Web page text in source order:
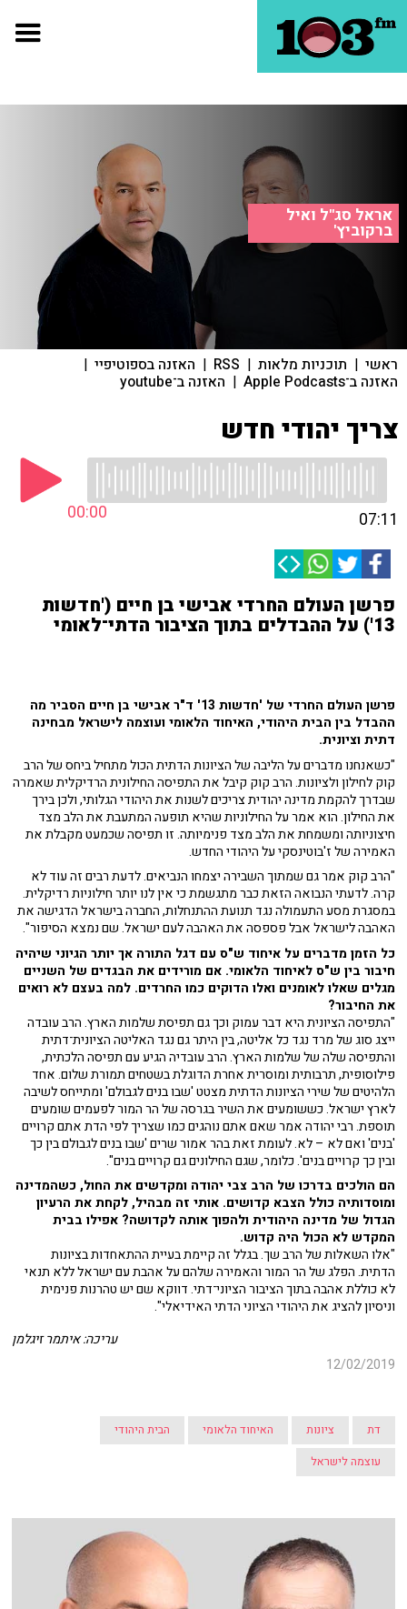
אראל סג"ל ואיל
ברקוביץ'
ראשי | תוכניות מלאות |
RSS
| האזנה בספוטיפיי |
האזנה ב־Apple Podcasts | האזנה ב־youtube
צריך יהודי חדש
00:00 07:11
פרשן העולם החרדי אבישי בן חיים ('חדשות
13') על ההבדלים בתוך הציבור הדתי־לאומי
פרשן העולם החרדי של 'חדשות 13' ד"ר אבישי בן חיים הסביר מה
ההבדל בין הבית היהודי, האיחוד הלאומי ועוצמה לישראל מבחינה
דתית וציונית.
"כשאנחנו מדברים על הליבה של הציונות הדתית הכול מתחיל ביחס של הרב
קוק לחילון ולציונות. הרב קוק קיבל את התפיסה החילונית הרדיקלית שאמרה
שבדרך להקמת מדינה יהודית צריכים לשנות את היהודי הגלותי, ולכן בירך
את החילון. הוא אמר על החילוניות שהיא תופעה המתעבת את הלב מצד
חיצוניותה ומשמחת את הלב מצד פנימיותה. זו תפיסה שכמעט מקבלת את
האמירה של ז'בוטינסקי על היהודי החדש.
"הרב קוק אמר גם שמתוך השבירה יצמחו הנביאים. לדעת רבים זה עוד לא
קרה. לדעתי הנבואה הזאת כבר מתגשמת כי אין לנו יותר חילוניות רדיקלית.
במסגרת מסע התעמולה נגד תנועת ההתנחלות, החברה בישראל הדגישה את
האהבה לישראל אבל פספסה את האהבה לעם ישראל. שם נמצא הסיפור".
כל הזמן מדברים על איחוד ש"ס עם דגל התורה אך יותר הגיוני שיהיה
חיבור בין ש"ס לאיחוד הלאומי. אם מורידים את הבגדים של השניים
מגלים שאלו לאומנים ואלו הדוקים כמו החרדים. למה בעצם לא רואים
את החיבור?
"התפיסה הציונית היא דבר עמוק וכך גם תפיסת שלמות הארץ. הרב עובדה
ייצג סוג של מרד נגד כל אליטה, בין היתר גם נגד האליטה הציונית־דתית
והתפיסה שלה של שלמות הארץ. הרב עובדיה הגיע עם תפיסה הלכתית,
פילוסופית, תרבותית ומוסרית אחרת הדוגלת בשטחים תמורת שלום. אחד
הלהיטים של שירי הציונות הדתית מצטט 'שבו בנים לגבולם' ומתייחס לשיבה
לארץ ישראל. כששומעים את השיר בגרסה של הר המור לפעמים שומעים
תוספת. רבי יהודה אמר שאם אתם נוהגים כמו שצריך לפי הדת אתם קרויים
'בנים' ואם לא – לא. לעומת זאת בהר אמור שרים 'שבו בנים לגבולם בין כך
ובין כך קרויים בנים'. כלומר, שגם החילונים גם קרויים בנים".
הם הולכים בדרכו של הרב צבי יהודה ומקדשים את החול, כשהמדינה
ומוסדותיה כולל הצבא קדושים. אותי זה מבהיל, לקחת את הרעיון
הגדול של מדינה היהודית ולהפוך אותה לקדושה? אפילו בבית
המקדש לא הכול היה קדוש.
"אלו השאלות של הרב שך. בגלל זה קיימת בעיית ההתאחדות בציונות
הדתית. הפלג של הר המור והאמירה שלהם על אהבת עם ישראל ללא תנאי
לא כוללת אהבה בתוך הציבור הציוני־דתי. דווקא שם יש טהרנות פנימית
וניסיון להציג את היהודי הציוני הדתי האידיאלי".
עריכה: איתמר זיגלמן
12/02/2019
דת ציונות האיחוד הלאומי
הבית היהודי
עוצמה לישראל